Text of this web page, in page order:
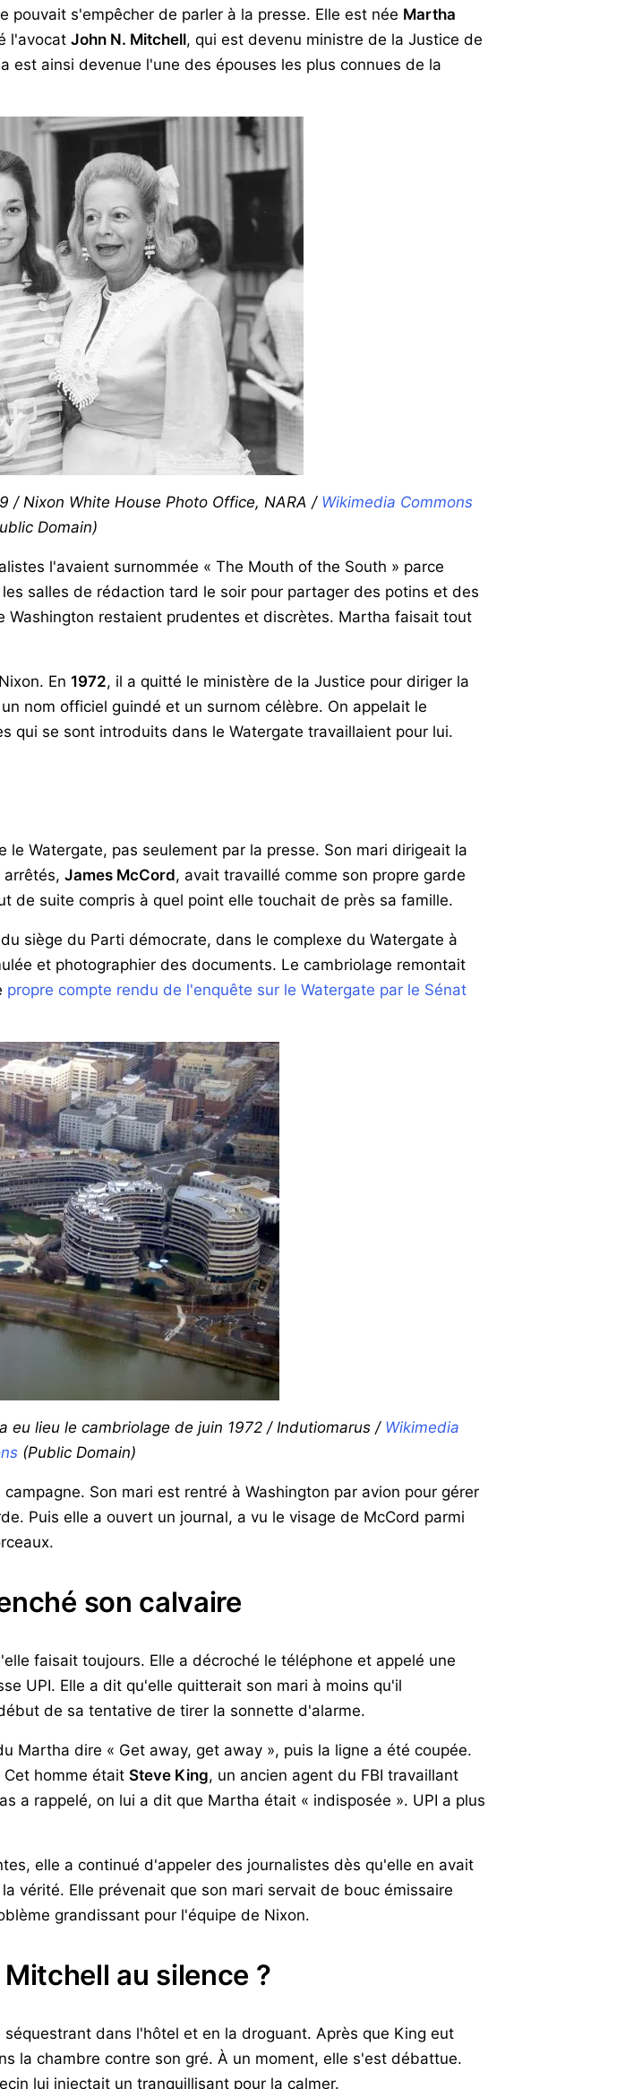
s'empêcher de parler à la presse. Elle est née Martha
l'avocat John N. Mitchell, qui est devenu ministre de la Justice de
est ainsi devenue l'une des épouses les plus connues de la
/ Nixon White House Photo Office, NARA / Wikimedia Commons
Domain)
l'avaient surnommée « The Mouth of the South » parce
salles de rédaction tard le soir pour partager des potins et des
restaient prudentes et discrètes. Martha faisait tout
En 1972, il a quitté le ministère de la Justice pour diriger la
nom officiel guindé et un surnom célèbre. On appelait le
qui se sont introduits dans le Watergate travaillaient pour lui.
Watergate, pas seulement par la presse. Son mari dirigeait la
arrêtés, James McCord, avait travaillé comme son propre garde
de suite compris à quel point elle touchait de près sa famille.
siège du Parti démocrate, dans le complexe du Watergate à
et photographier des documents. Le cambriolage remontait
propre compte rendu de l'enquête sur le Watergate par le Sénat
eu lieu le cambriolage de juin 1972 / Indutiomarus / Wikimedia
(Public Domain)
Son mari est rentré à Washington par avion pour gérer
Puis elle a ouvert un journal, a vu le visage de McCord parmi
son calvaire
faisait toujours. Elle a décroché le téléphone et appelé une
UPI. Elle a dit qu'elle quitterait son mari à moins qu'il
de sa tentative de tirer la sonnette d'alarme.
Martha dire « Get away, get away », puis la ligne a été coupée.
homme était Steve King, un ancien agent du FBI travaillant
a rappelé, on lui a dit que Martha était « indisposée ». UPI a plus
elle a continué d'appeler des journalistes dès qu'elle en avait
vérité. Elle prévenait que son mari servait de bouc émissaire
grandissant pour l'équipe de Nixon.
au silence ?
dans l'hôtel et en la droguant. Après que King eut
la chambre contre son gré. À un moment, elle s'est débattue.
lui injectait un tranquillisant pour la calmer.